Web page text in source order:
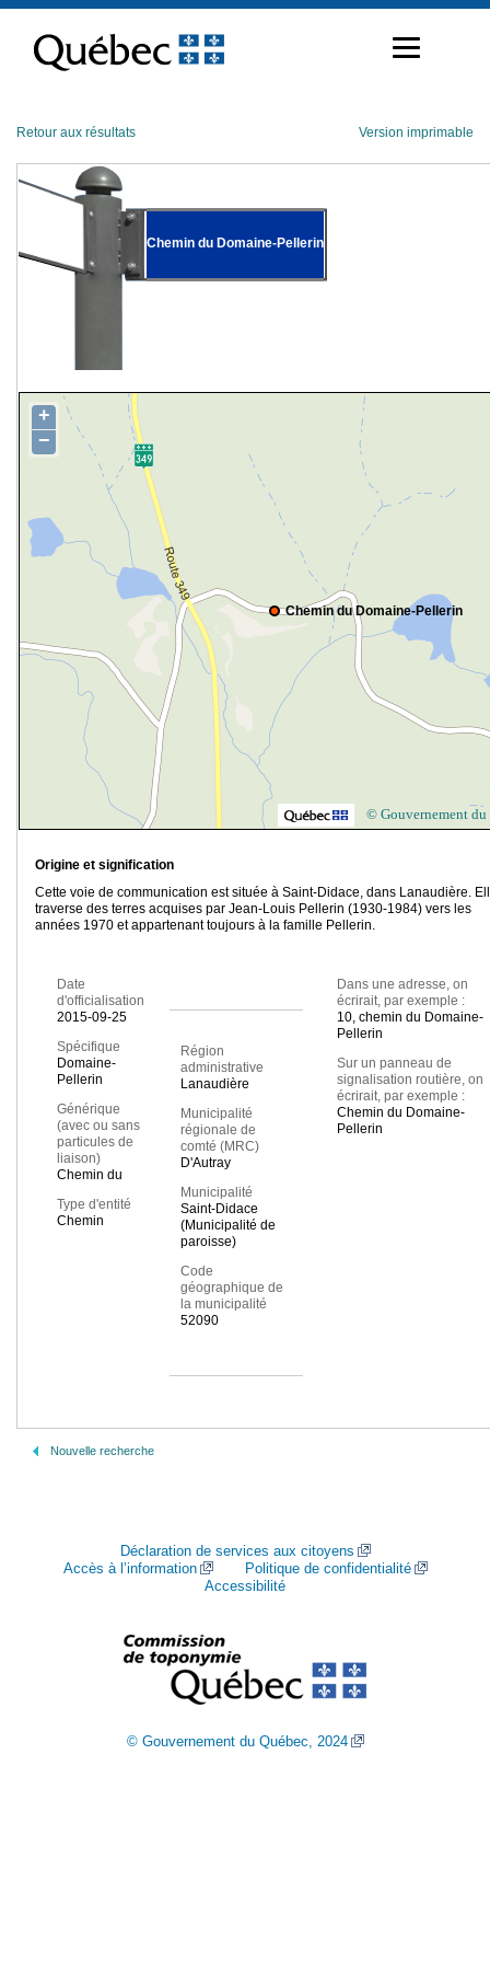
contenu
Retour aux résultats Version imprimable
Chemin du Domaine-Pellerin
Chemin du Domaine-Pellerin
+
−
© Gouvernement du
Origine et signification
Cette voie de communication est située à Saint-Didace, dans Lanaudière.
traverse des terres acquises par Jean-Louis Pellerin (1930-1984) vers les
années 1970 et appartenant toujours à la famille Pellerin.
Date
d'officialisation
2015-09-25
Spécifique
Domaine-
Pellerin
Générique
(avec ou sans
particules de
liaison)
Chemin du
Type d'entité
Chemin
Région
administrative
Lanaudière
Municipalité
régionale de
comté (MRC)
D'Autray
Municipalité
Saint-Didace
(Municipalité de
paroisse)
Code
géographique de
la municipalité
52090
Dans une adresse, on
écrirait, par exemple :
10, chemin du Domaine-
Pellerin
Sur un panneau de
signalisation routière, on
écrirait, par exemple :
Chemin du Domaine-
Pellerin
Nouvelle recherche
Déclaration de services aux citoyens
Accès à l’information
Politique de confidentialité
Accessibilité
© Gouvernement du Québec, 2024